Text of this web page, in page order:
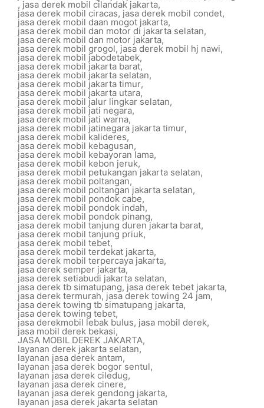
, jasa derek mobil cilandak jakarta,
jasa derek mobil ciracas, jasa derek mobil condet,
jasa derek mobil daan mogot jakarta,
jasa derek mobil dan motor di jakarta selatan,
jasa derek mobil dan motor jakarta,
jasa derek mobil grogol, jasa derek mobil hj nawi,
jasa derek mobil jabodetabek,
jasa derek mobil jakarta barat,
jasa derek mobil jakarta selatan,
jasa derek mobil jakarta timur,
jasa derek mobil jakarta utara,
jasa derek mobil jalur lingkar selatan,
jasa derek mobil jati negara,
jasa derek mobil jati warna,
jasa derek mobil jatinegara jakarta timur,
jasa derek mobil kalideres,
jasa derek mobil kebagusan,
jasa derek mobil kebayoran lama,
jasa derek mobil kebon jeruk,
jasa derek mobil petukangan jakarta selatan,
jasa derek mobil poltangan,
jasa derek mobil poltangan jakarta selatan,
jasa derek mobil pondok cabe,
jasa derek mobil pondok indah,
jasa derek mobil pondok pinang,
jasa derek mobil tanjung duren jakarta barat,
jasa derek mobil tanjung priuk,
jasa derek mobil tebet,
jasa derek mobil terdekat jakarta,
jasa derek mobil terpercaya jakarta,
jasa derek semper jakarta,
jasa derek setiabudi jakarta selatan,
jasa derek tb simatupang, jasa derek tebet jakarta,
jasa derek termurah, jasa derek towing 24 jam,
jasa derek towing tb simatupang jakarta,
jasa derek towing tebet,
jasa derekmobil lebak bulus, jasa mobil derek,
jasa mobil derek bekasi,
JASA MOBIL DEREK JAKARTA,
layanan derek jakarta selatan,
layanan jasa derek antam,
layanan jasa derek bogor sentul,
layanan jasa derek ciledug,
layanan jasa derek cinere,
layanan jasa derek gendong jakarta,
layanan jasa derek jakarta selatan